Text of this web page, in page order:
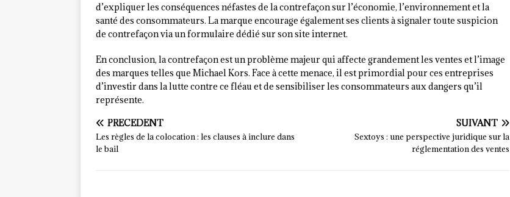
d’expliquer les conséquences néfastes de la contrefaçon sur l’économie, l’environnement et la
santé des consommateurs. La marque encourage également ses clients à signaler toute suspicion
de contrefaçon via un formulaire dédié sur son site internet.
En conclusion, la contrefaçon est un problème majeur qui affecte grandement les ventes et l’image
des marques telles que Michael Kors. Face à cette menace, il est primordial pour ces entreprises
d’investir dans la lutte contre ce fléau et de sensibiliser les consommateurs aux dangers qu’il
représente.
PRÉCÉDENT
Les règles de la colocation : les clauses à inclure dans
le bail
SUIVANT
Sextoys : une perspective juridique sur la
réglementation des ventes